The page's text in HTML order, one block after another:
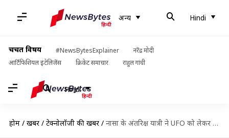
अन्य Hindi
चर्चित विषय #NewsBytesExplainer
नरेंद्र मोदी
आर्टिफिशियल इंटेलिजेंस
क्रिकेट समाचार राहुल गांधी
Hindi
होम / खबरें / टेक्नोलॉजी की खबरें / नासा के अंतरिक्ष यात्री ने UFO को लेकर किया था दावा, बाद में हुआ ये खुलासा